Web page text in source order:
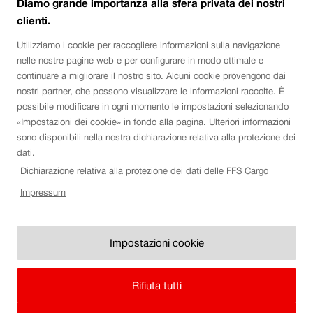
riduciamo così l’onere sulle strade di 16 000 viaggi di camion al
giorno e sull’ambiente di 432 000 tonnellate di CO2 all’anno.
Social Media
Twitter
Facebook
Youtube
Instagram
LinkedIn
Tags
Accoppiamento automatico digitale
Note Legali
Diamo grande importanza alla sfera privata dei nostri
clienti.
Utilizziamo i cookie per raccogliere informazioni sulla navigazione
nelle nostre pagine web e per configurare in modo ottimale e
continuare a migliorare il nostro sito. Alcuni cookie provengono dai
nostri partner, che possono visualizzare le informazioni raccolte. È
possibile modificare in ogni momento le impostazioni selezionando
«Impostazioni dei cookie» in fondo alla pagina. Ulteriori informazioni
sono disponibili nella nostra dichiarazione relativa alla protezione dei
dati.
Dichiarazione relativa alla protezione dei dati delle FFS Cargo
Impressum
Impostazioni cookie
Rifiuta tutti